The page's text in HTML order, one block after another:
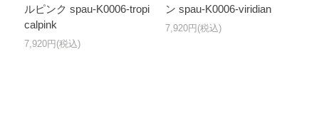
ルピンク spau-K0006-tropi
calpink
7,920円(税込)
ン spau-K0006-viridian
7,920円(税込)